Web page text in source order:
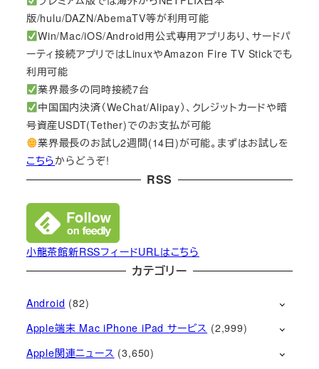
版/hulu/DAZN/AbemaTV等が利用可能
Win/Mac/iOS/Android用公式専用アプリあり、サードパ
ーティ接続アプリではLinuxやAmazon Fire TV Stickでも
利用可能
業界最多の同時接続7台
中国国内決済（WeChat/Alipay）、クレジットカードや暗
号資産USDT(Tether)でのお支払が可能
業界最長のお試し2週間(14日)が可能。まずはお試しを
こちらからどうぞ!
RSS
小龍茶館新RSSフィードURLはこちら
カテゴリー
Android (82)
Apple端末 Mac iPhone iPad サービス (2,999)
Apple関連ニュース (3,650)